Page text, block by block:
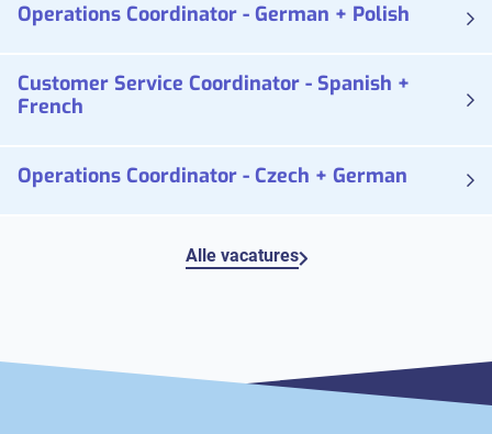
Operations Coordinator - German + Polish
Customer Service Coordinator - Spanish +
French
Operations Coordinator - Czech + German
Alle vacatures